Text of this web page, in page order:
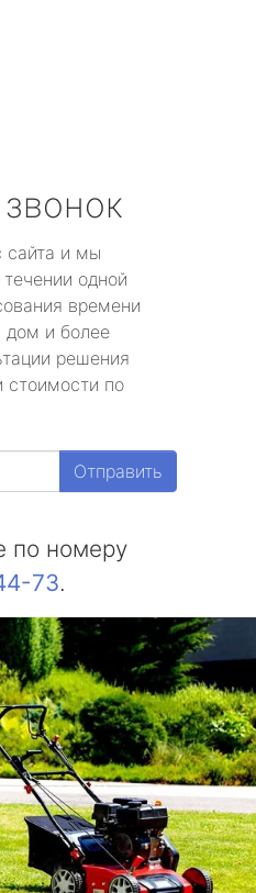
сайта и мы
одной
времени
дом и более
решения
по
Отправить
по номеру
73.